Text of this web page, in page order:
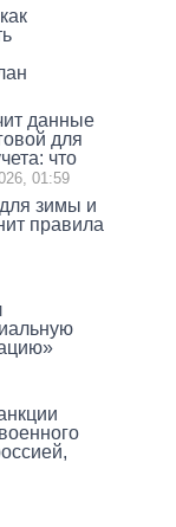
данные
для
что
01:59
зимы и
правила